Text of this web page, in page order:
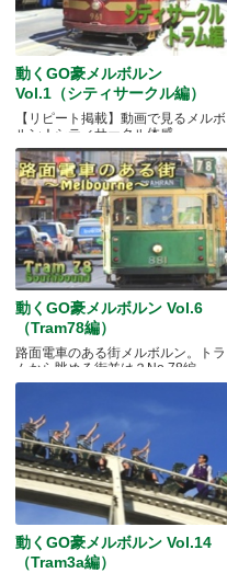
動くGO豪メルボルン
Vol.1（シティサークル編）
【リピート掲載】動画で見るメルボ
ルン！シティサークル体感。
動くGO豪メルボルン Vol.6
（Tram78編）
路面電車のある街メルボルン。トラ
ムから眺める街並は？No.78編
動くGO豪メルボルン Vol.14
（Tram3a編）